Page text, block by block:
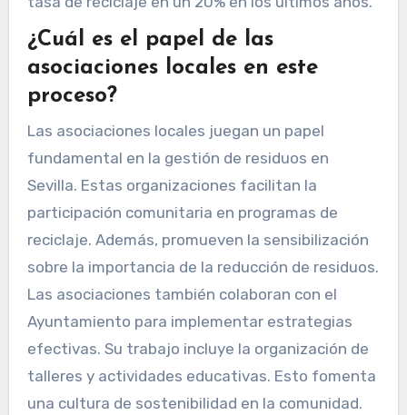
¿Cuál es el papel de las
asociaciones locales en este
proceso?
Las asociaciones locales juegan un papel
fundamental en la gestión de residuos en
Sevilla. Estas organizaciones facilitan la
participación comunitaria en programas de
reciclaje. Además, promueven la sensibilización
sobre la importancia de la reducción de residuos.
Las asociaciones también colaboran con el
Ayuntamiento para implementar estrategias
efectivas. Su trabajo incluye la organización de
talleres y actividades educativas. Esto fomenta
una cultura de sostenibilidad en la comunidad.